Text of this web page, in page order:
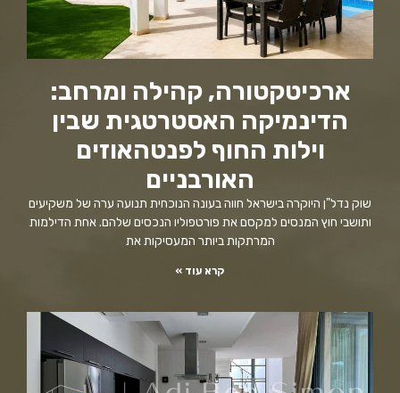
ארכיטקטורה, קהילה ומרחב:
הדינמיקה האסטרטגית שבין
וילות החוף לפנטהאוזים
האורבניים
שוק נדל"ן היוקרה בישראל חווה בעונה הנוכחית תנועה ערה של משקיעים
ותושבי חוץ המנסים למקסם את פורטפוליו הנכסים שלהם. אחת הדילמות
המרתקות ביותר המעסיקות את
קרא עוד »